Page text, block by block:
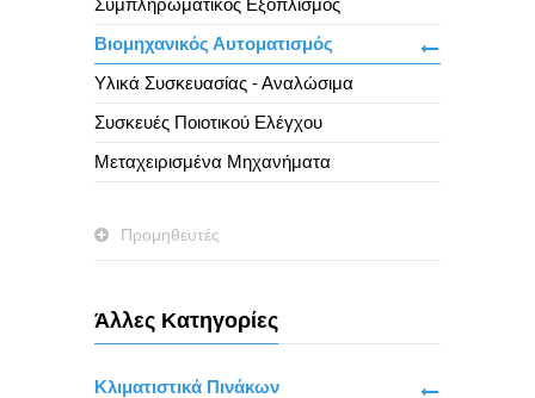
Βιομηχανικός Αυτοματισμός
Υλικά Συσκευασίας - Αναλώσιμα
Συσκευές Ποιοτικού Ελέγχου
Μεταχειρισμένα Μηχανήματα
Προμηθευτές
Άλλες Κατηγορίες
Κλιματιστικά Πινάκων